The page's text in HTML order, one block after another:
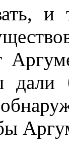
и
дали